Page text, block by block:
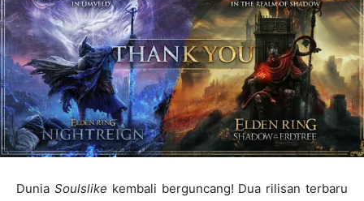
Dunia Soulslike kembali berguncang! Dua rilisan terbaru